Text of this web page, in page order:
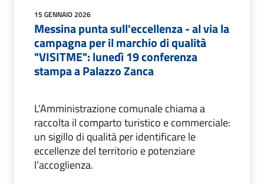
15 GENNAIO 2026
Messina punta sull'eccellenza - al via la
campagna per il marchio di qualità
"VISITME": lunedì 19 conferenza
stampa a Palazzo Zanca
L'Amministrazione comunale chiama a
raccolta il comparto turistico e commerciale:
un sigillo di qualità per identificare le
eccellenze del territorio e potenziare
l’accoglienza.